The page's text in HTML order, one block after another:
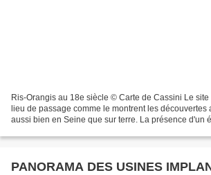
Ris-Orangis au 18e siècle © Carte de Cassini Le site
lieu de passage comme le montrent les
aussi bien en Seine que sur terre. La présence d'un
PANORAMA DES USINES